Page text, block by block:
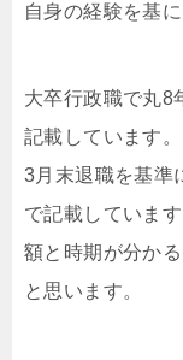
自身の経験を基
大卒行政職で丸8
記載しています。
3月末退職を基準
で記載しています
額と時期が分か
と思います。